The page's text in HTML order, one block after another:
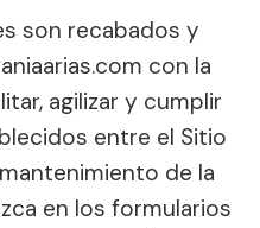
son recabados y
con la
agilizar y cumplir
entre el Sitio
de la
en los formularios